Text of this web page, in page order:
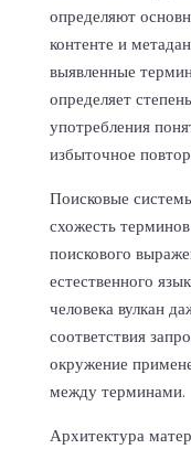
определяют
контенте и
выявленные
определяет
употребления
избыточное
Поисковые
схожесть
поискового
естественного
человека вулкан
соответствия
окружение
между терминами.
Архитектура